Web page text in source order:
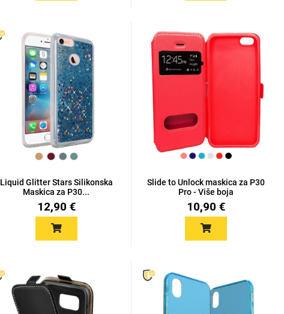
Liquid Glitter Stars Silikonska
Maskica za P30...
12,90 €
Slide to Unlock maskica za P30
Pro - Više boja
10,90 €